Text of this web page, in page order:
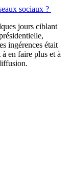
sociaux ?
jours ciblant
ingérences était
en faire plus et à